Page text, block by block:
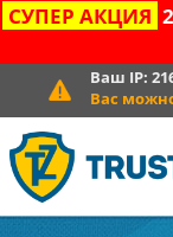
СУПЕР АКЦИЯ
Ваш IP:
Вас